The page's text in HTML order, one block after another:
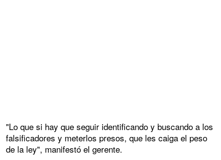
"Lo que si hay que seguir identificando y buscando a los
falsificadores y meterlos presos, que les caiga el peso
de la ley", manifestó el gerente.